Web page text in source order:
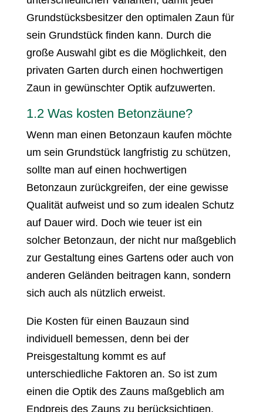
Grundstücksbesitzer den optimalen Zaun für
sein Grundstück finden kann. Durch die
große Auswahl gibt es die Möglichkeit, den
privaten Garten durch einen hochwertigen
Zaun in gewünschter Optik aufzuwerten.
1.2 Was kosten Betonzäune?
Wenn man einen Betonzaun kaufen möchte
um sein Grundstück langfristig zu schützen,
sollte man auf einen hochwertigen
Betonzaun zurückgreifen, der eine gewisse
Qualität aufweist und so zum idealen Schutz
auf Dauer wird. Doch wie teuer ist ein
solcher Betonzaun, der nicht nur maßgeblich
zur Gestaltung eines Gartens oder auch von
anderen Geländen beitragen kann, sondern
sich auch als nützlich erweist.
Die Kosten für einen Bauzaun sind
individuell bemessen, denn bei der
Preisgestaltung kommt es auf
unterschiedliche Faktoren an. So ist zum
einen die Optik des Zauns maßgeblich am
Endpreis des Zauns zu berücksichtigen,